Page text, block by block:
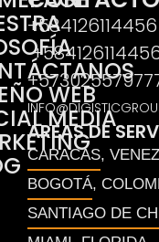
WEB
MEDIA
​+584126114456
AREAS DE
CARACAS,
BOGOTÁ,
SANTIAGO DE